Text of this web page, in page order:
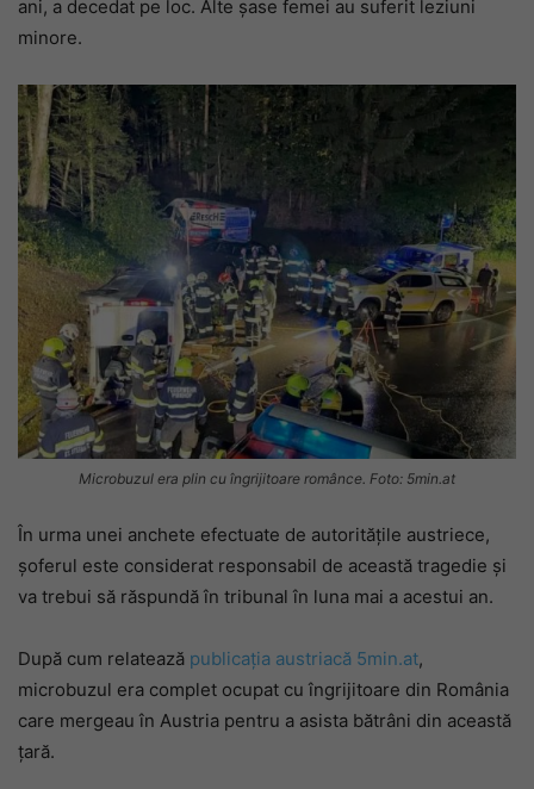
ani, a decedat pe loc. Alte șase femei au suferit leziuni
minore.
Microbuzul era plin cu îngrijitoare românce. Foto: 5min.at
În urma unei anchete efectuate de autoritățile austriece,
șoferul este considerat responsabil de această tragedie și
va trebui să răspundă în tribunal în luna mai a acestui an.
După cum relatează publicația austriacă 5min.at,
microbuzul era complet ocupat cu îngrijitoare din România
care mergeau în Austria pentru a asista bătrâni din această
țară.